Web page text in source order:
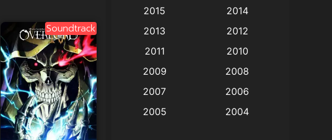
Soundtrack
Animation แอนิเมชั่น (1)
anime(9)
Big tits (นมใหญ่)
Bitch (ผู้หญิงร่าน)
2015
2014
2013
2012
2011
2010
2009
2008
2007
2006
2005
2004